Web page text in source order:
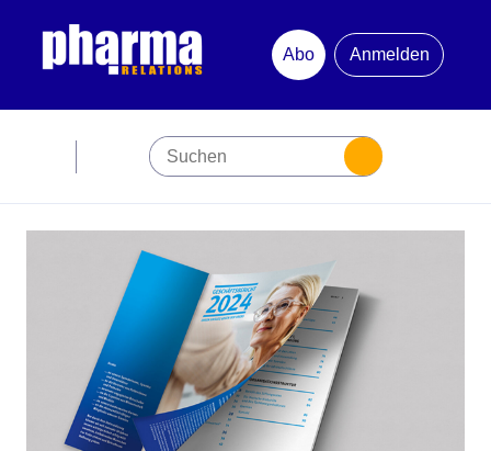
Abo
Anmelden
Premiumpartner
Jubiläum
Newsletter